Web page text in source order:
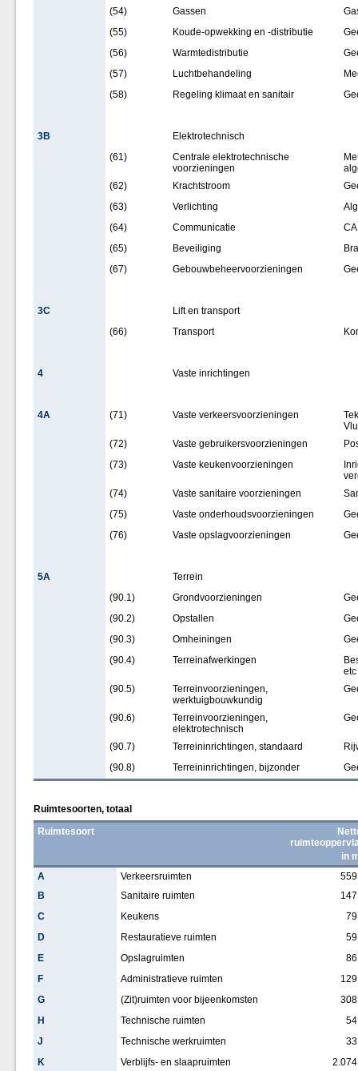
(54)
Gassen
(55)
Koude-opwekking en -distributie
(56)
Warmtedistributie
(57)
Luchtbehandeling
(58)
Regeling klimaat en sanitair
3B
Elektrotechnisch
(61)
Centrale elektrotechnische
voorzieningen
(62)
Krachtstroom
(63)
Verlichting
(64)
Communicatie
(65)
Beveiliging
(67)
Gebouwbeheervoorzieningen
3C
Lift en transport
(66)
Transport
4 Vaste inrichtingen
4A (71) Vaste verkeersvoorzieningen
(72)
Vaste gebruikersvoorzieningen
(73)
Vaste keukenvoorzieningen
(74)
Vaste sanitaire voorzieningen
(75)
Vaste onderhoudsvoorzieningen
(76)
Vaste opslagvoorzieningen
5A
Terrein
(90.1)
Grondvoorzieningen
(90.2)
Opstallen
(90.3)
Omheiningen
(90.4)
Terreinafwerkingen
etc
(90.5)
Terreinvoorzieningen,
werktuigbouwkundig
(90.6)
Terreinvoorzieningen,
elektrotechnisch
(90.7) Terreininrichtingen, standaard
(90.8)
Terreininrichtingen, bijzonder
Ruimtesoorten, totaal
Ruimtesoort
in
A
Verkeersruimten
B
Sanitaire ruimten
C
Keukens
D
Restauratieve ruimten
E
Opslagruimten
F
Administratieve ruimten
G
(Zit)ruimten voor bijeenkomsten
H
Technische ruimten
J
Technische werkruimten
K
Verblijfs- en slaapruimten